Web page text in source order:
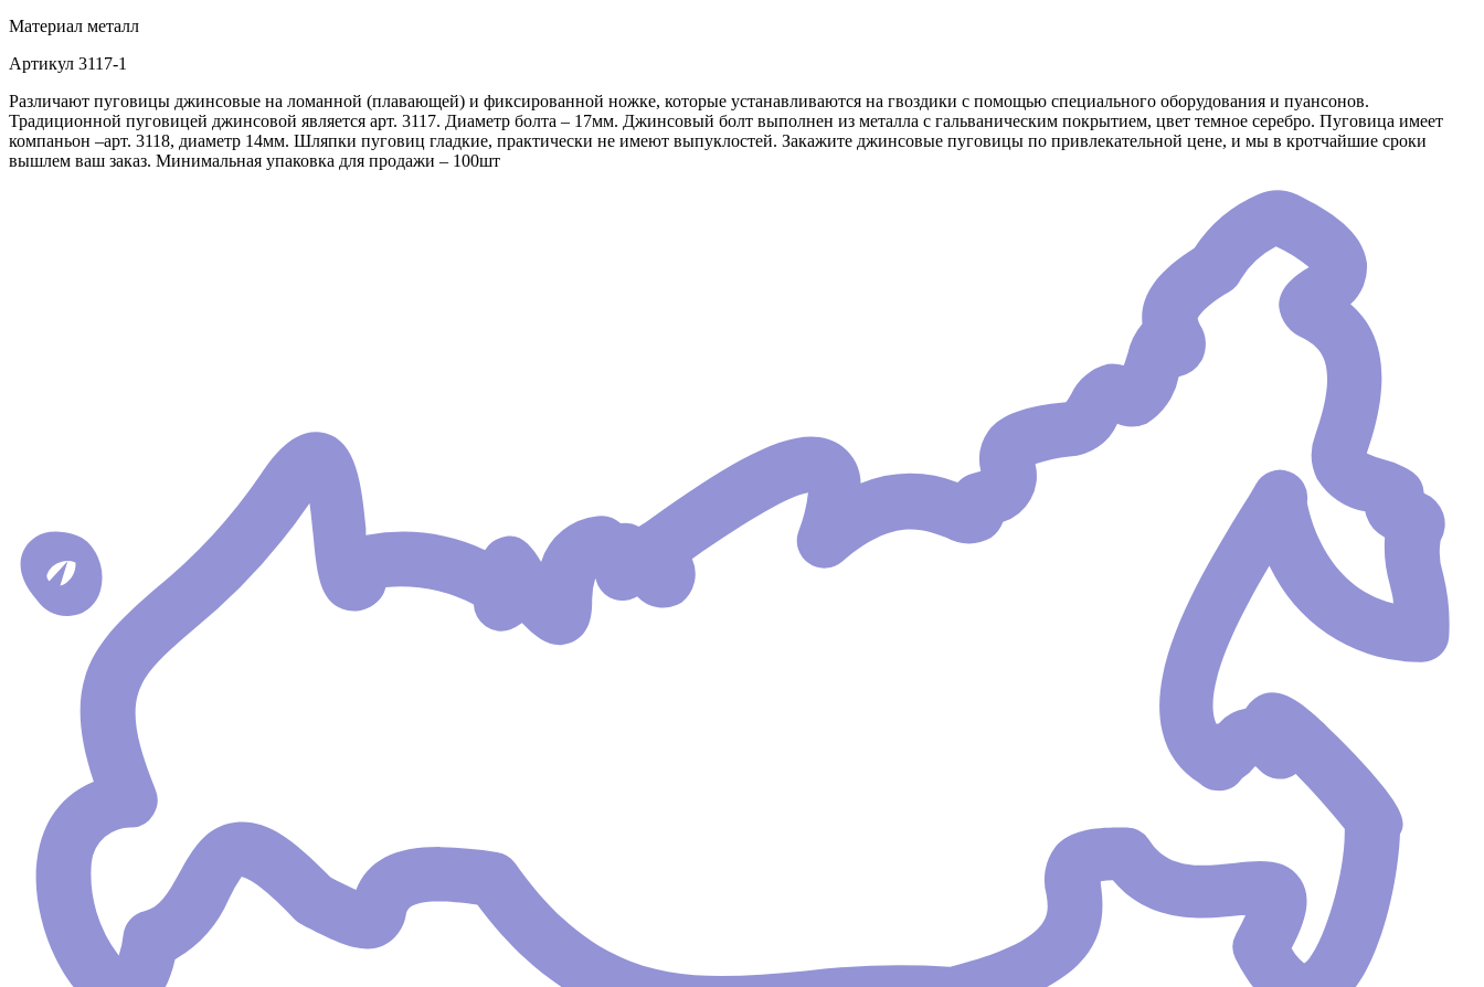
Материал металл
Артикул 3117-1
Различают пуговицы джинсовые на ломанной (плавающей) и фиксированной ножке, которые устанавливаются на гвоздики с помощью специального оборудования и пуансонов.
Традиционной пуговицей джинсовой является арт. 3117. Диаметр болта – 17мм. Джинсовый болт выполнен из металла с гальваническим покрытием, цвет темное серебро. Пуговица имеет
компаньон –арт. 3118, диаметр 14мм. Шляпки пуговиц гладкие, практически не имеют выпуклостей. Закажите джинсовые пуговицы по привлекательной цене, и мы в кротчайшие сроки
вышлем ваш заказ. Минимальная упаковка для продажи – 100шт